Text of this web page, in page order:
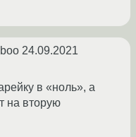
24.09.2021
в «ноль», а
на вторую